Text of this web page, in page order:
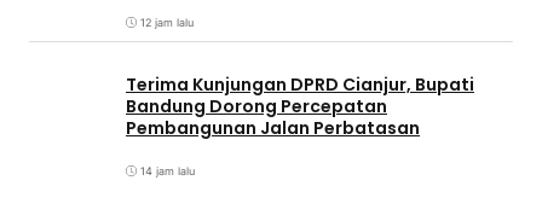
12 jam lalu
Terima Kunjungan DPRD Cianjur, Bupati
Bandung Dorong Percepatan
Pembangunan Jalan Perbatasan
14 jam lalu